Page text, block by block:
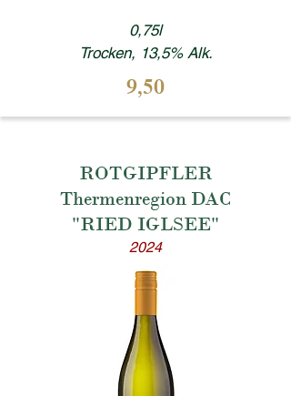
0,75l
Trocken, 13,5% Alk.
9,50
ROTGIPFLER
Thermenregion DAC
"RIED IGLSEE"
2024